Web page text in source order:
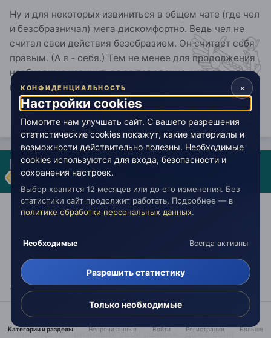
Ну и для некоторых извиниться в общем чате (где чел
и безобразничал) мега дискомфортно. Ведь чел не
считал свои действия безобразием. Он считает себя
правым. (А я - себя.) Тем не менее для продолжения
необходимо извиниться за поведение, которое для
меня оказалось дискомфортным.
FOKUSIMA SAN
Опубликовано:26 марта 2024
26.03.2024 в 12:48,Муршасказал:
Ведь чел не считал свои действия безобразием.
.. и правильно делает..
.. золотое правило коммуникации..
- никогда не признавай свои ошибки.. даже если
Категории и разделы Непрочитанные Войти Регистрация Больше
×
КОНФИДЕНЦИАЛЬНОСТЬ
Настройки cookies
Помогите нам улучшать сайт. С вашего разрешения
статистические cookies покажут, какие материалы и
возможности действительно полезны. Необходимые
cookies используются для входа, безопасности и
сохранения настроек.
Выбор хранится 12 месяцев или до его изменения. Без
статистики сайт продолжит работать. Подробнее — в
политике обработки персональных данных.
Необходимые Всегда активны
Разрешить статистику
Только необходимые